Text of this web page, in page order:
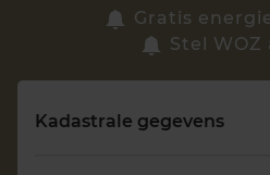
Zoek een woning
Gratis
Stel WOZ
Kadastrale gegevens